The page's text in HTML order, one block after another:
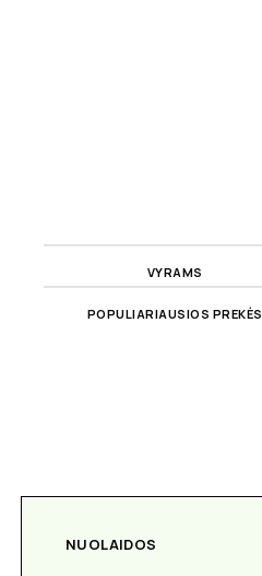
VYRAMS
POPULIARIAUSIOS PREKĖS
NUOLAIDOS